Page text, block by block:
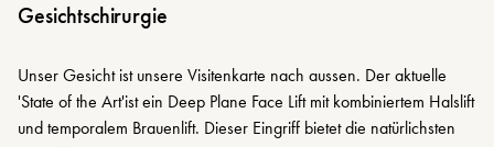
Gesichtschirurgie
Unser Gesicht ist unsere Visitenkarte nach aussen. Der aktuelle
'State of the Art'ist ein Deep Plane Face Lift mit kombiniertem Halslift
und temporalem Brauenlift. Dieser Eingriff bietet die natürlichsten